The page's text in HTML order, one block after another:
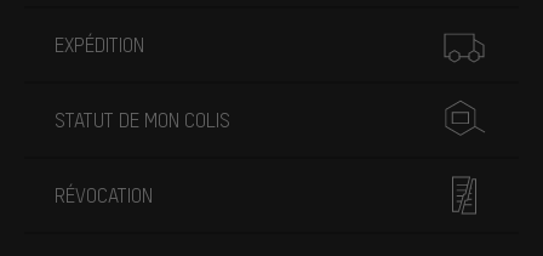
EXPÉDITION
STATUT DE MON COLIS
RÉVOCATION